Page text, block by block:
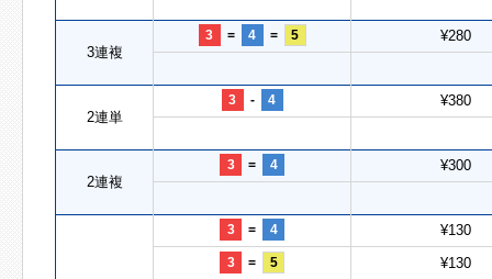
3連複
3 = 4 = 5 ¥280
2連単
3 - 4 ¥380
2連複
3 = 4 ¥300
3 = 4 ¥130
3 = 5 ¥130